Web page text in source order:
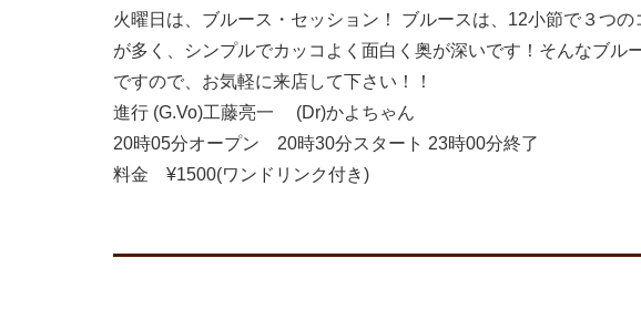
火曜日は、ブルース・セッション！ ブルースは、12小節で３つの
が多く、シンプルでカッコよく面白く奥が深いです！そんなブル
ですので、お気軽に来店して下さい！！
進行 (G.Vo)工藤亮一 (Dr)かよちゃん
20時05分オープン 20時30分スタート 23時00分終了
料金 ¥1500(ワンドリンク付き)